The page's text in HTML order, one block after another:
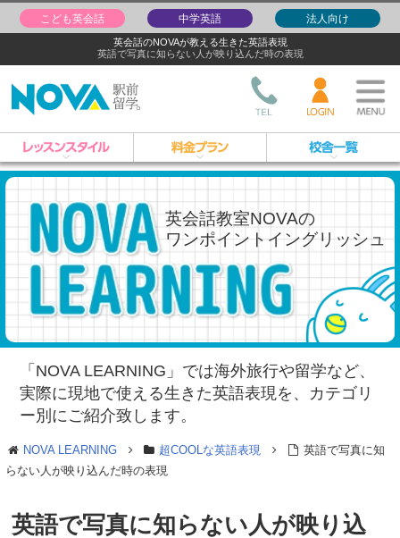
英会話のNOVAが教える生きた英語表現
英語で写真に知らない人が映り込んだ時の表現
こども英会話 中学英語 法人向け
英会話教室NOVAの
ワンポイントイングリッシュ
「NOVA LEARNING」では海外旅行や留学など、
実際に現地で使える生きた英語表現を、 カテゴリ
ー別にご紹介致します。
NOVA LEARNING 超COOLな英語表現
英語で写真に知
らない人が映り込んだ時の表現
英語で写真に知らない人が映り込